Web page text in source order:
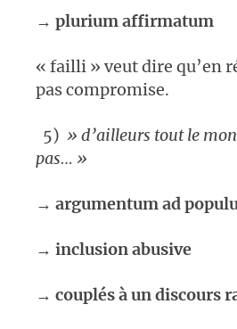
→ plurium affirmatum
« failli » veut dire qu’en
pas compromise.
5) » d’ailleurs tout le
pas… »
→ argumentum ad
→ inclusion abusive
→ couplés à un discours